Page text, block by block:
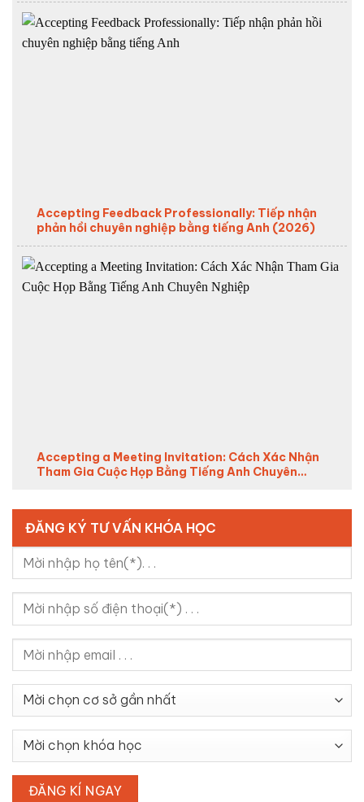
Accepting Feedback Professionally: Tiếp nhận
phản hồi chuyên nghiệp bằng tiếng Anh (2026)
Accepting a Meeting Invitation: Cách Xác Nhận
Tham Gia Cuộc Họp Bằng Tiếng Anh Chuyên
ĐĂNG KÝ TƯ VẤN KHÓA HỌC